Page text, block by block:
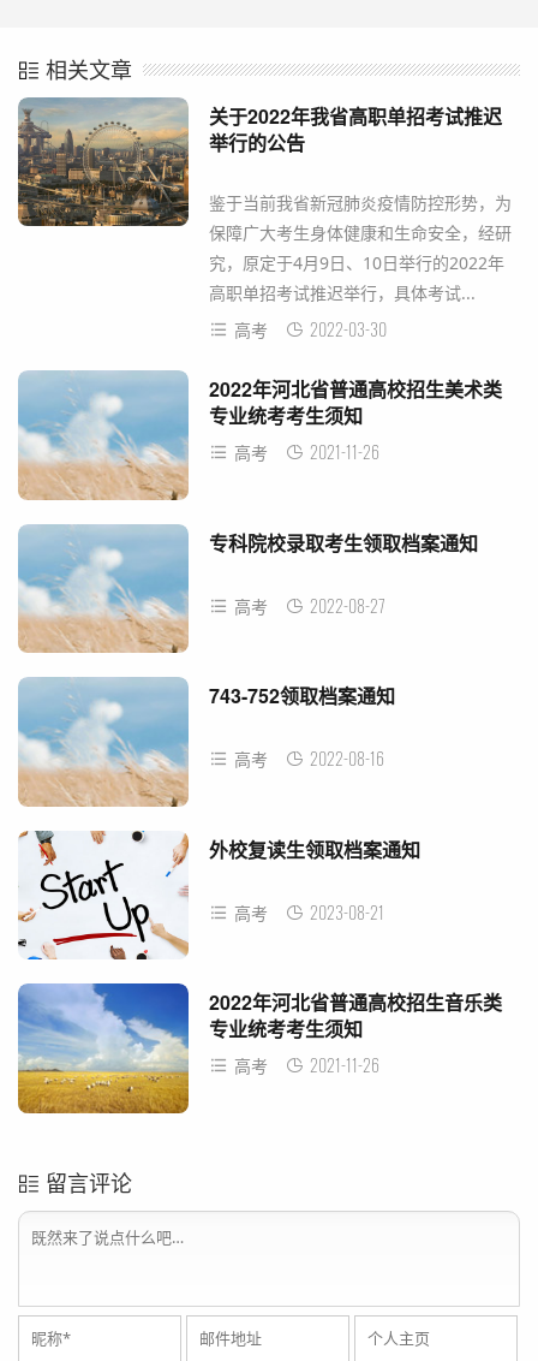
相关文章
关于2022年我省高职单招考试推迟
举行的公告
鉴于当前我省新冠肺炎疫情防控形势，为
保障广大考生身体健康和生命安全，经研
究，原定于4月9日、10日举行的2022年
高职单招考试推迟举行，具体考试...
高考
2022-03-30
2022年河北省普通高校招生美术类
专业统考考生须知
高考 2021-11-26
专科院校录取考生领取档案通知
高考 2022-08-27
743-752领取档案通知
高考 2022-08-16
外校复读生领取档案通知
高考 2023-08-21
2022年河北省普通高校招生音乐类
专业统考考生须知
高考 2021-11-26
留言评论